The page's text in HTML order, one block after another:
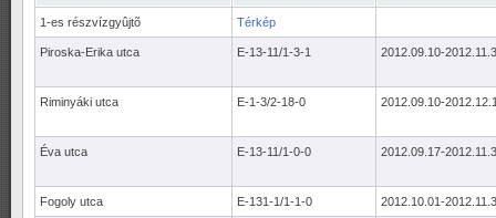
1-es részvízgyûjtõ Térkép
Piroska-Erika utca E-13-11/1-3-1 2012.09.10-
Riminyáki utca E-1-3/2-18-0 2012.09.10-
Éva utca E-13-11/1-0-0 2012.09.17-
Fogoly utca E-131-1/1-1-0 2012.10.01-